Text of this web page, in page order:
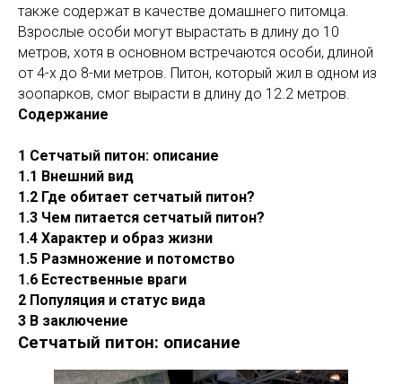
также содержат в качестве домашнего питомца.
Взрослые особи могут вырастать в длину до 10
метров, хотя в основном встречаются особи, длиной
от 4-х до 8-ми метров. Питон, который жил в одном из
зоопарков, смог вырасти в длину до 12.2 метров.
Содержание
1 Сетчатый питон: описание
1.1 Внешний вид
1.2 Где обитает сетчатый питон?
1.3 Чем питается сетчатый питон?
1.4 Характер и образ жизни
1.5 Размножение и потомство
1.6 Естественные враги
2 Популяция и статус вида
3 В заключение
Сетчатый питон: описание